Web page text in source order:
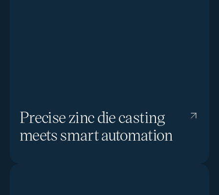
Precise zinc die casting
meets smart automation